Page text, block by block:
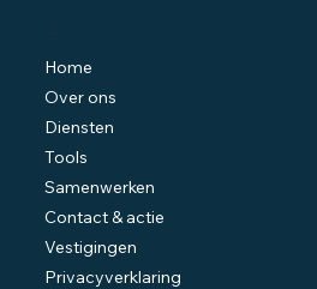
Navigatie
Home
Over ons
Diensten
Tools
Samenwerken
Contact & actie
Vestigingen
Privacyverklaring